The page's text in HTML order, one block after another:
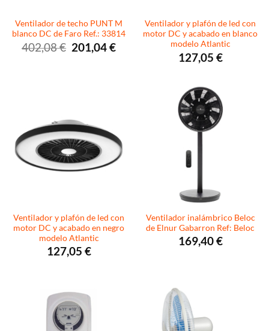
Ventilador de techo PUNT M
blanco DC de Faro Ref.: 33814
402,08€
El
precio
201,04€El
precio
Ventilador y plafón de led con
motor DC y acabado en blanco
modelo Atlantic
127,05 €
Ventilador y plafón de led con
motor DC y acabado en negro
modelo Atlantic
127,05 €
Ventilador inalámbrico Beloc
de Elnur Gabarron Ref: Beloc
169,40€